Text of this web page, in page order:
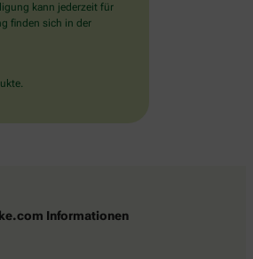
kann jederzeit für
finden sich in der
Informationen